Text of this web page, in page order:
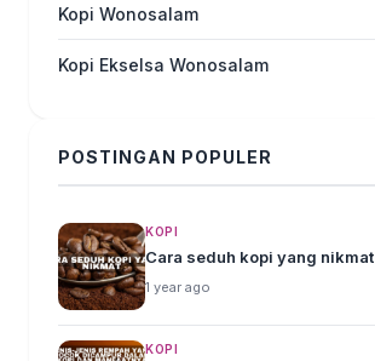
Kopi Wonosalam
Kopi Ekselsa Wonosalam
POSTINGAN POPULER
KOPI
Cara seduh kopi yang nikmat
1 year ago
KOPI